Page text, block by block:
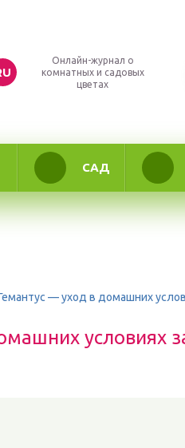
Онлайн-журнал о
комнатных и садовых
цветах
САД
— уход в домашних
условиях